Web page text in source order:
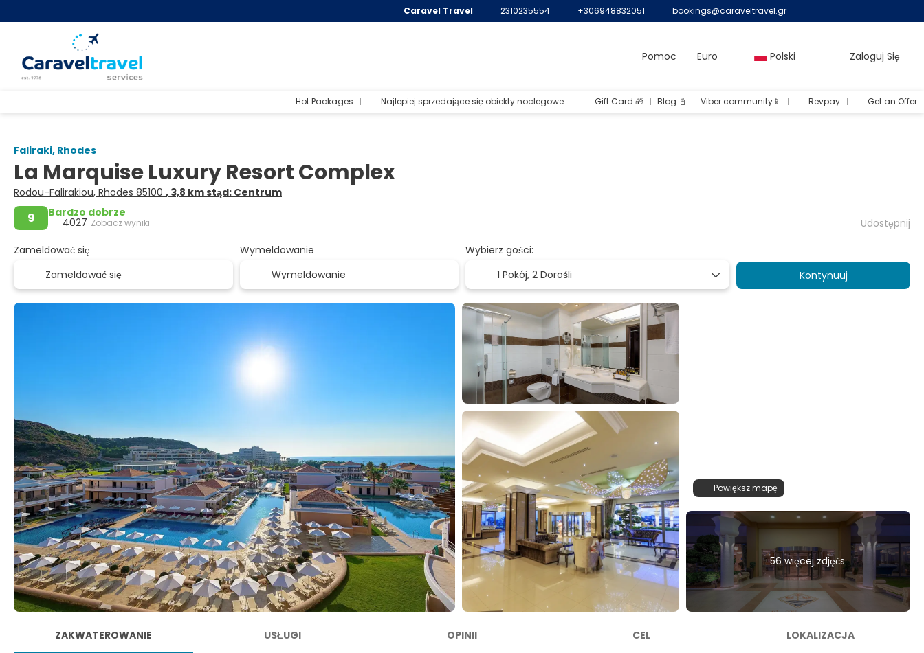
Caravel Travel 2310235554 +306948832051 bookings@caraveltravel.gr
Pomoc Euro Polski Zaloguj Się
Hot Packages Najlepiej sprzedające się obiekty noclegowe Gift Card 🎁 Blog 📓 Viber community📱 Revpay Get an Offer
Faliraki, Rhodes
La Marquise Luxury Resort Complex
Rodou-Falirakiou, Rhodes 85100 , 3,8 km stąd: Centrum
9 Bardzo dobrze
4027 Zobacz wyniki
Udostępnij
Zameldować się
Wymeldowanie
Wybierz gości:
1 Pokój, 2 Dorośli Kontynuuj
Powiększ mapę
56 więcej zdjęćs
ZAKWATEROWANIE USŁUGI OPINII CEL LOKALIZACJA